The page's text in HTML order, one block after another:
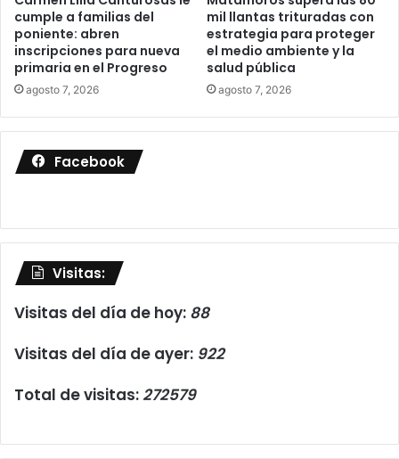
cumple a familias del
poniente: abren
inscripciones para nueva
primaria en el Progreso
agosto 7, 2026
mil llantas trituradas con
estrategia para proteger
el medio ambiente y la
salud pública
agosto 7, 2026
Facebook
Visitas:
Visitas del día de hoy: 88
Visitas del día de ayer: 922
Total de visitas: 272579